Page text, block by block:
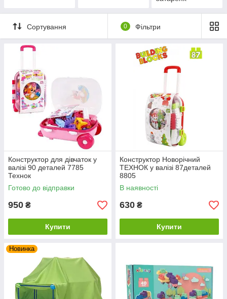
Сортування 0 Фільтри
Конструктор для дівчаток у
валізі 90 деталей 7785
Технок
Готово до відправки
950 ₴
Купити
Конструктор Новорічний
ТЕХНОК у валізі 87деталей
8805
В наявності
630 ₴
Купити
Новинка